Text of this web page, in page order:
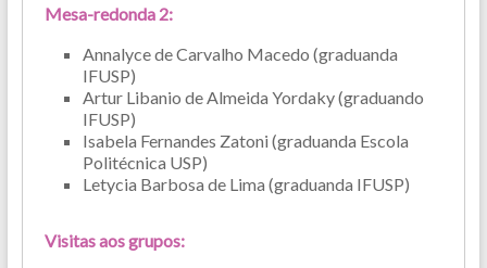
Mesa-redonda 2:
Annalyce de Carvalho Macedo (graduanda
IFUSP)
Artur Libanio de Almeida Yordaky (graduando
IFUSP)
Isabela Fernandes Zatoni (graduanda Escola
Politécnica USP)
Letycia Barbosa de Lima (graduanda IFUSP)
Visitas aos grupos: